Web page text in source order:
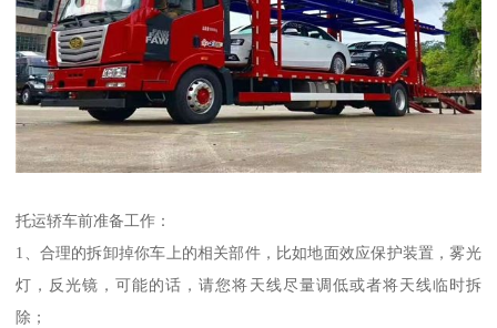
托运轿车前准备工作：
1、合理的拆卸掉你车上的相关部件，比如地面效应保护装置，雾光
灯，反光镜，可能的话，请您将天线尽量调低或者将天线临时拆
除；